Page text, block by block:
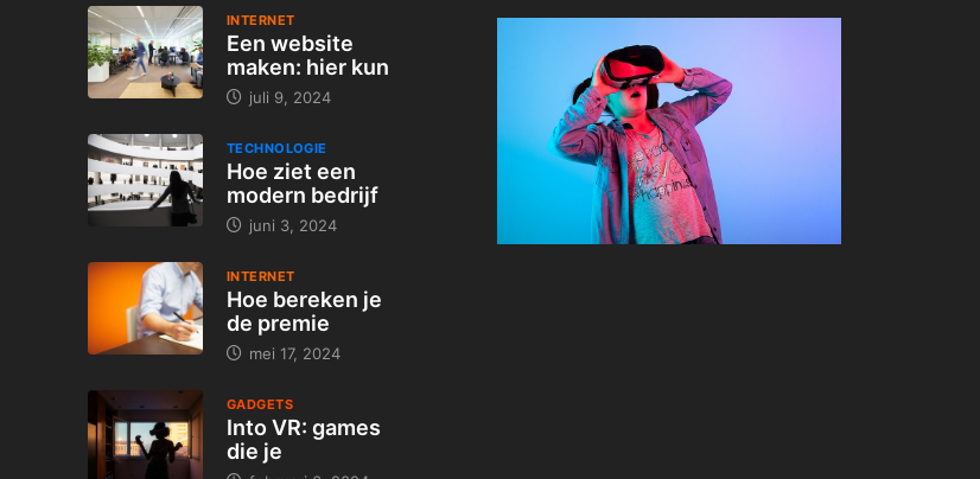
INTERNET
Een website
maken: hier kun
juli 9, 2024
TECHNOLOGIE
Hoe ziet een
modern bedrijf
juni 3, 2024
INTERNET
Hoe bereken je
de premie
mei 17, 2024
GADGETS
Into VR: games
die je